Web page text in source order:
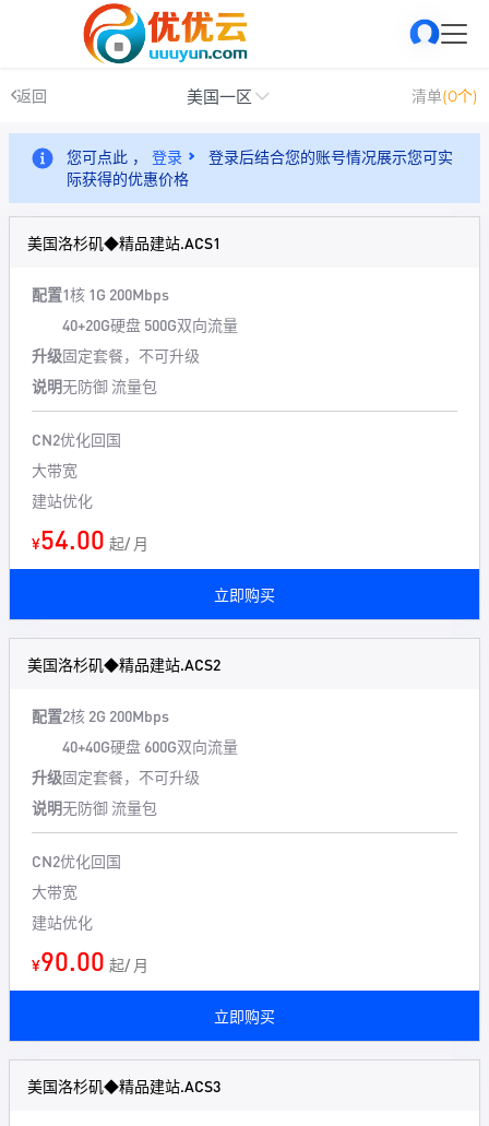
返回 美国一区 清单(0个)
您可点此 ， 登录
登录后结合您的账号情况展示您可实
际获得的优惠价格
美国洛杉矶◆精品建站.ACS1
配置1核 1G 200Mbps
40+20G硬盘 500G双向流量
升级固定套餐，不可升级
说明无防御 流量包
CN2优化回国
大带宽
建站优化
¥54.00 起/ 月
立即购买
美国洛杉矶◆精品建站.ACS2
配置2核 2G 200Mbps
40+40G硬盘 600G双向流量
升级固定套餐，不可升级
说明无防御 流量包
CN2优化回国
大带宽
建站优化
¥90.00 起/ 月
立即购买
美国洛杉矶◆精品建站.ACS3